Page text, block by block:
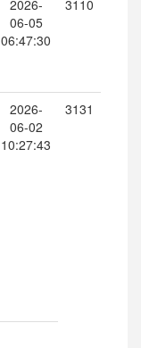
2026-
06-05
06:47:30
3110
2026-
06-02
10:27:43
3131